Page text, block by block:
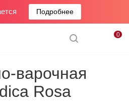
Подробнее
0
варочная
Rosa